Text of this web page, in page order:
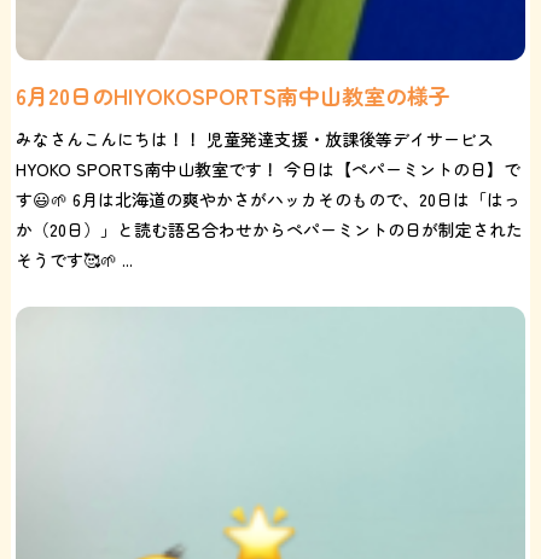
6月20日のHIYOKOSPORTS南中山教室の様子
みなさんこんにちは！！ 児童発達支援・放課後等デイサービス
HYOKO SPORTS南中山教室です！ 今日は【ペパーミントの日】で
す😃🌱 6月は北海道の爽やかさがハッカそのもので、20日は「はっ
か（20日）」と読む語呂合わせからペパーミントの日が制定された
そうです🥰🌱 ...